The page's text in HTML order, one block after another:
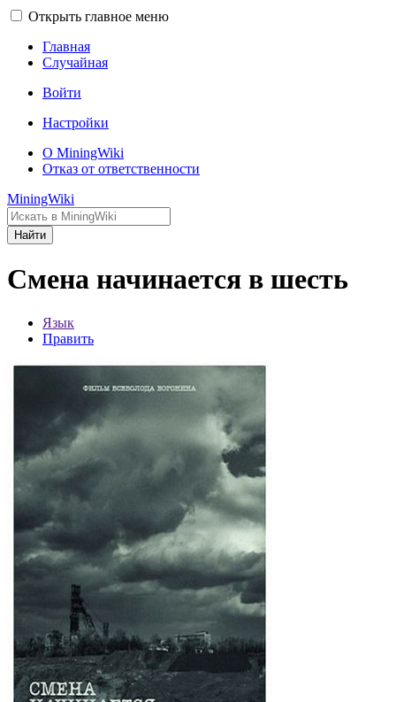
Открыть главное меню
Главная
Случайная
Войти
Настройки
О MiningWiki
Отказ от ответственности
MiningWiki
Найти
Смена начинается в шесть
Язык
Править